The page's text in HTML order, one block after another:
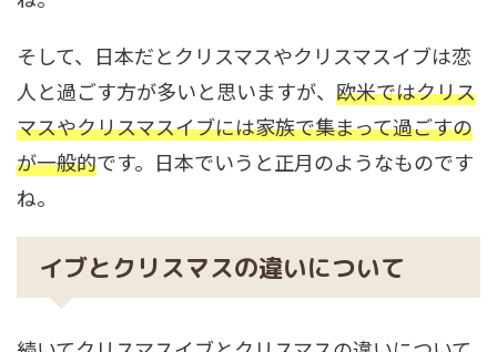
そして、日本だとクリスマスやクリスマスイブは恋
人と過ごす方が多いと思いますが、 欧米ではクリス
マスやクリスマスイブには家族で集まって過ごすの
が一般的です。日本でいうと正月のようなものです
ね。
イブとクリスマスの違いについて